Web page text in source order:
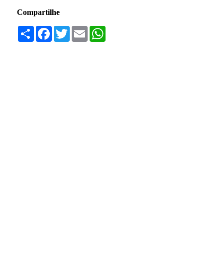
Compartilhe
Compartilhar
Facebook
TwitterEmail